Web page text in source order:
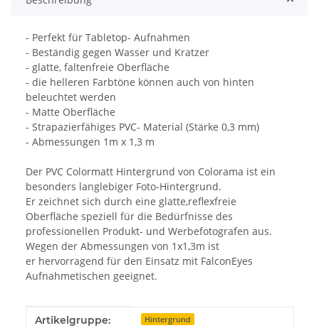
- Perfekt für Tabletop- Aufnahmen
- Beständig gegen Wasser und Kratzer
- glatte, faltenfreie Oberfläche
- die helleren Farbtöne können auch von hinten
beleuchtet werden
- Matte Oberfläche
- Strapazierfähiges PVC- Material (Stärke 0,3 mm)
- Abmessungen 1m x 1,3 m
Der PVC Colormatt Hintergrund von Colorama ist ein
besonders langlebiger Foto-Hintergrund.
Er zeichnet sich durch eine glatte,reflexfreie
Oberfläche speziell für die Bedürfnisse des
professionellen Produkt- und Werbefotografen aus.
Wegen der Abmessungen von 1x1,3m ist
er hervorragend für den Einsatz mit FalconEyes
Aufnahmetischen geeignet.
Produkteigenschaft
Wert
Artikelgruppe: Hintergrund